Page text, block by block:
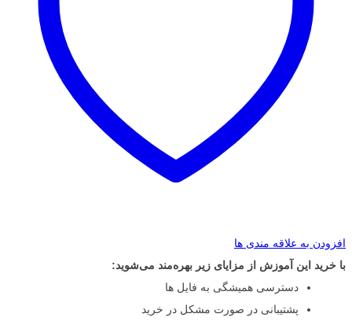
افزودن به علاقه مندی ها
با خرید این آموزش از مزایای زیر بهره‌مند می‌شوید:
دسترسی همیشگی به فایل ها
پشتیبانی در صورت مشکل در خرید